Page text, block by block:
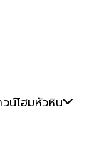
น์โฮมหัวหิน